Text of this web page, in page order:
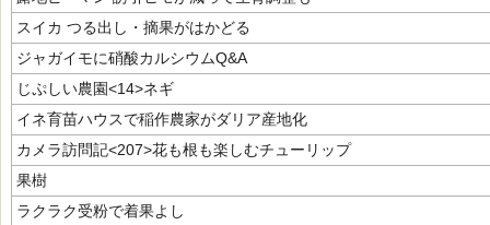
スイカ つる出し・摘果がはかどる
ジャガイモに硝酸カルシウムQ&A
じぷしい農園<14>ネギ
イネ育苗ハウスで稲作農家がダリア産地化
カメラ訪問記<207>花も根も楽しむチューリップ
果樹
ラクラク受粉で着果よし